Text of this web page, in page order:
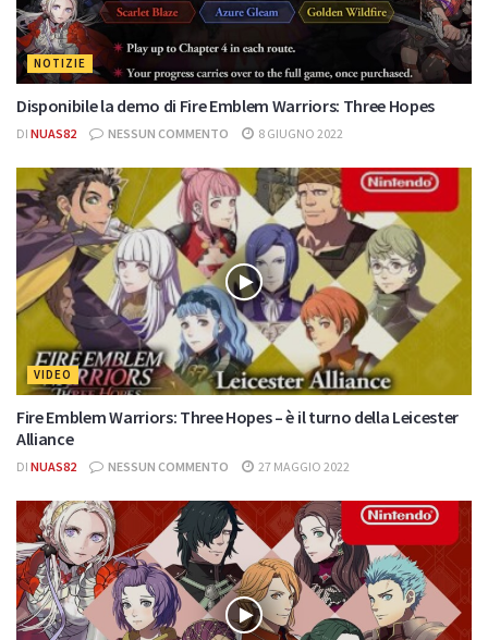
NOTIZIE
Disponibile la demo di Fire Emblem Warriors: Three Hopes
DI NUAS82 NESSUN COMMENTO 8 GIUGNO 2022
VIDEO
Fire Emblem Warriors: Three Hopes – è il turno della Leicester
Alliance
DI NUAS82 NESSUN COMMENTO 27 MAGGIO 2022